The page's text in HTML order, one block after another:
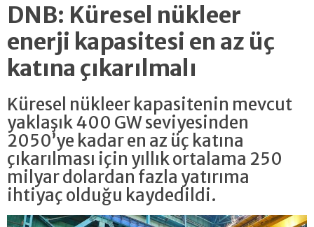
DNB: Küresel nükleer
enerji kapasitesi en az üç
katına çıkarılmalı
Küresel nükleer kapasitenin mevcut
yaklaşık 400 GW seviyesinden
2050’ye kadar en az üç katına
çıkarılması için yıllık ortalama 250
milyar dolardan fazla yatırıma
ihtiyaç olduğu kaydedildi.